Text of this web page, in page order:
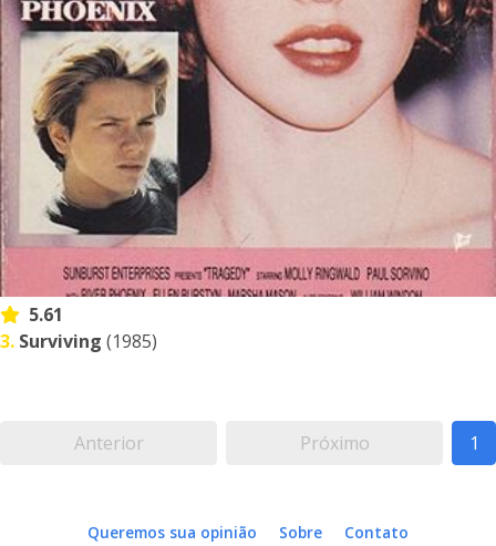
5.61
3. Surviving (1985)
Anterior Próximo 1
Queremos sua opinião Sobre Contato